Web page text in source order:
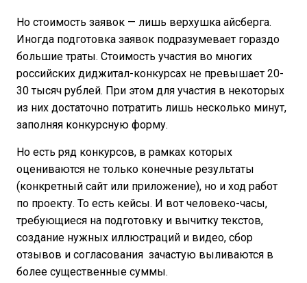
Но стоимость заявок — лишь верхушка айсберга.
Иногда подготовка заявок подразумевает гораздо
большие траты. Стоимость участия во многих
российских диджитал-конкурсах не превышает 20-
30 тысяч рублей. При этом для участия в некоторых
из них достаточно потратить лишь несколько минут,
заполняя конкурсную форму.
Но есть ряд конкурсов, в рамках которых
оцениваются не только конечные результаты
(конкретный сайт или приложение), но и ход работ
по проекту. То есть кейсы. И вот человеко-часы,
требующиеся на подготовку и вычитку текстов,
создание нужных иллюстраций и видео, сбор
отзывов и согласования зачастую выливаются в
более существенные суммы.